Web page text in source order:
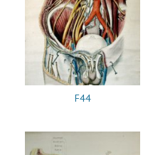
F44